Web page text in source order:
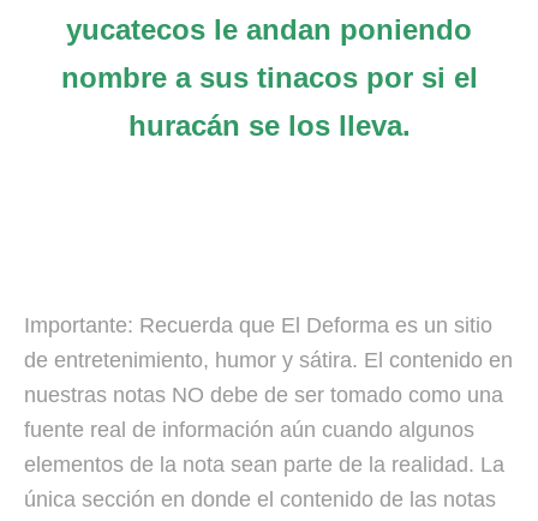
yucatecos le andan poniendo
nombre a sus tinacos por si el
huracán se los lleva.
Importante: Recuerda que El Deforma es un sitio
de entretenimiento, humor y sátira. El contenido en
nuestras notas NO debe de ser tomado como una
fuente real de información aún cuando algunos
elementos de la nota sean parte de la realidad. La
única sección en donde el contenido de las notas